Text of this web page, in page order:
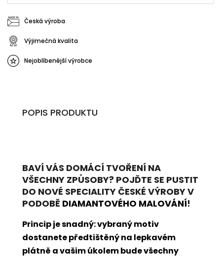
Česká výroba
Výjimečná kvalita
Nejoblíbenější výrobce
POPIS PRODUKTU
BAVÍ VÁS DOMÁCÍ TVOŘENÍ NA
VŠECHNY ZPŮSOBY? POJĎTE SE PUSTIT
DO NOVÉ SPECIALITY ČESKÉ VÝROBY V
PODOBĚ DIAMANTOVÉHO MALOVÁNÍ!
Princip je snadný: vybraný motiv
dostanete předtištěný na lepkavém
plátně a vašim úkolem bude všechny